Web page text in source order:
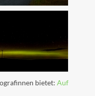
bietet: Auf